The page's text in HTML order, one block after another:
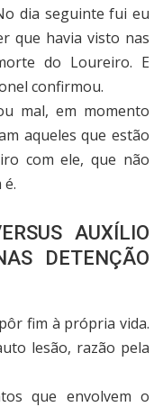
dia seguinte fui eu
que havia visto nas
do Loureiro. E
confirmou.
mal, em momento
aqueles que estão
com ele, que não
AUXÍLIO
DETENÇÃO
fim à própria vida.
lesão, razão pela
que envolvem o